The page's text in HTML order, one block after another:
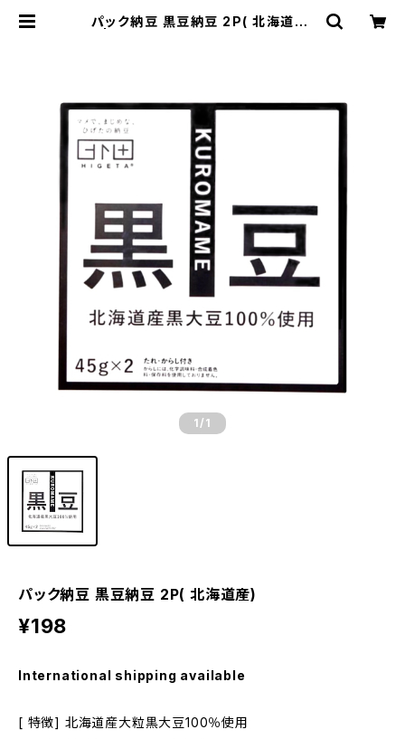
パック納豆 黒豆納豆 2P( 北海道産)
1 /1
パック納豆 黒豆納豆 2P( 北海道産)
¥198
International shipping available
[ 特徴] 北海道産大粒黒大豆100％使用